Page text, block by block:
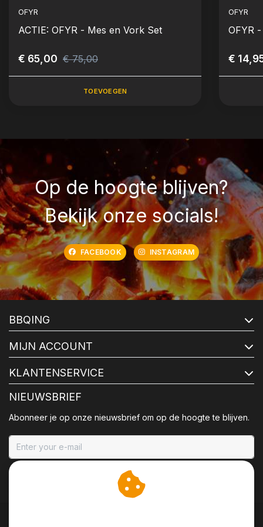
OFYR
ACTIE: OFYR - Mes en Vork Set
€ 65,00 € 75,00
TOEVOEGEN
OFYR
OFYR
€
Op de hoogte blijven?
Bekijk onze socials!
FACEBOOK INSTAGRAM
BBQING
MIJN ACCOUNT
KLANTENSERVICE
NIEUWSBRIEF
Abonneer je op onze nieuwsbrief om op de hoogte te blijven.